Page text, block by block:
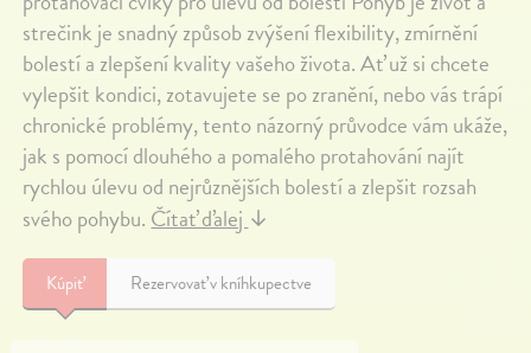
strečink je snadný způsob zvýšení flexibility, zmírnění
bolestí a zlepšení kvality vašeho života. Ať už si chcete
vylepšit kondici, zotavujete se po zranění, nebo vás trápí
chronické problémy, tento názorný průvodce vám ukáže,
jak s pomocí dlouhého a pomalého protahování najít
rychlou úlevu od nejrůznějších bolestí a zlepšit rozsah
svého pohybu.Čítať ďalej↓
Kúpiť Rezervovať v kníhkupectve